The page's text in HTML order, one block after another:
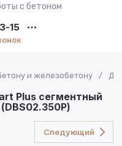
с бетоном
15
и железобетону /
Plus сегментный
Следующий